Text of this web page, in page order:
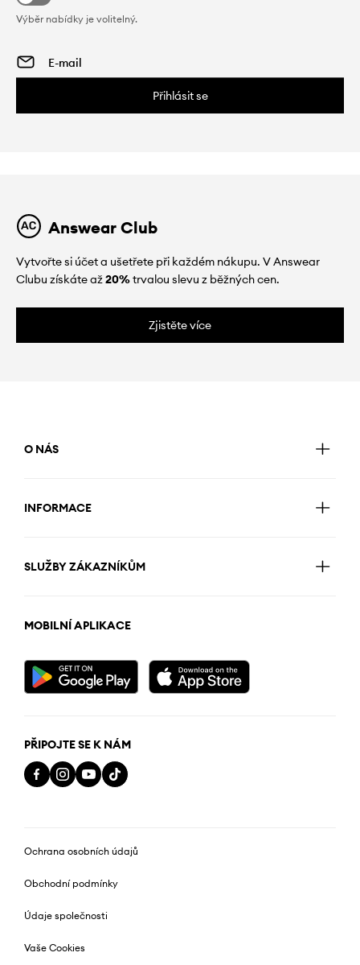
Výběr nabídky je volitelný.
Přihlásit se
Answear Club
Vytvořte si účet a ušetřete při každém nákupu. V Answear
Clubu získáte až20%trvalou slevu z běžných cen.
Zjistěte více
O NÁS
INFORMACE
SLUŽBY ZÁKAZNÍKŮM
MOBILNÍ APLIKACE
PŘIPOJTE SE K NÁM
Ochrana osobních údajů
Obchodní podmínky
Údaje společnosti
Vaše Cookies